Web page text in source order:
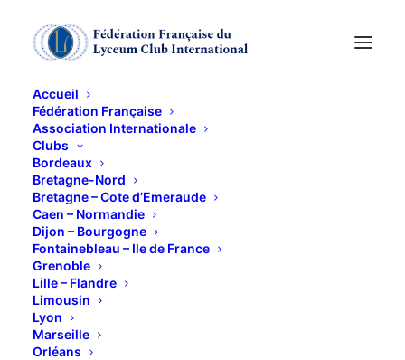
Accueil
Fédération Française
Association Internationale
Clubs
Bordeaux
Bretagne-Nord
Bretagne – Cote d’Emeraude
Caen – Normandie
Dijon – Bourgogne
Fontainebleau – Ile de France
Grenoble
Lille – Flandre
Limousin
Lyon
Marseille
Orléans
Visite de l'E.S.A.T.
12 MARS 2015
Etablissement et Service d’Aide par le Travail, qui
accueille des handicapés essentiellement mentaux